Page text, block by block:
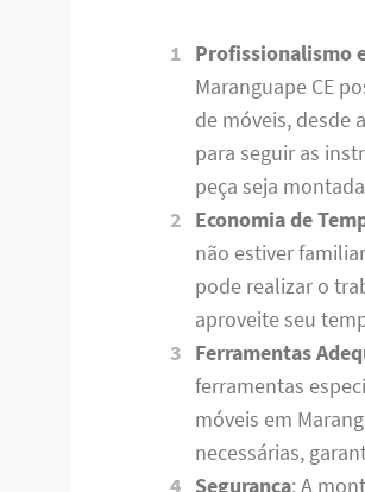
Profissionalismo
Maranguape CE
de móveis, desde
para seguir as
peça seja
Economia de
não estiver
pode realizar o
aproveite seu
Ferramentas
ferramentas
móveis em
necessárias,
Segurança: A